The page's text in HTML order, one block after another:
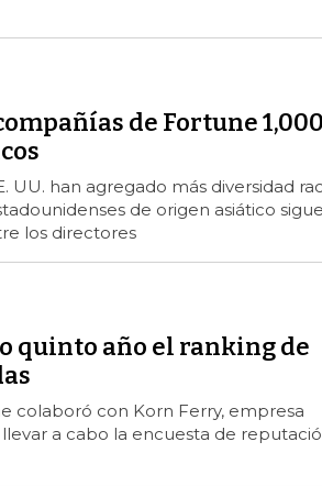
de Fortune
UU. han agregado más diversidad
de origen asiático
los directores
quinto año el ranking de
colaboró ​​con Korn Ferry, empresa
a cabo la encuesta de